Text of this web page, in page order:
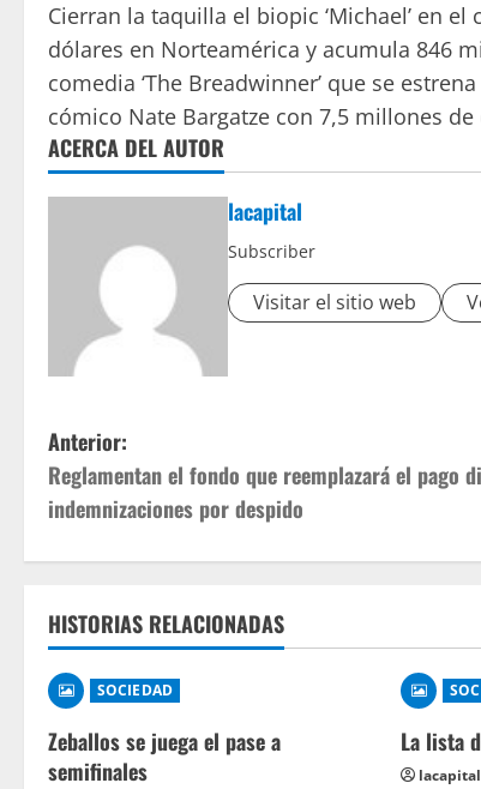
Cierran la taquilla el biopic ‘Michael’ en
dólares en Norteamérica y acumula 846
comedia ‘The Breadwinner’ que se
cómico Nate Bargatze con 7,5 millones
ACERCA DEL AUTOR
lacapital
Subscriber
Visitar el sitio web
Anterior:
Reglamentan el fondo que reemplazará el pago
indemnizaciones por despido
HISTORIAS RELACIONADAS
SOCIEDAD
Zeballos se juega el pase a
semifinales
La lista
lacapital